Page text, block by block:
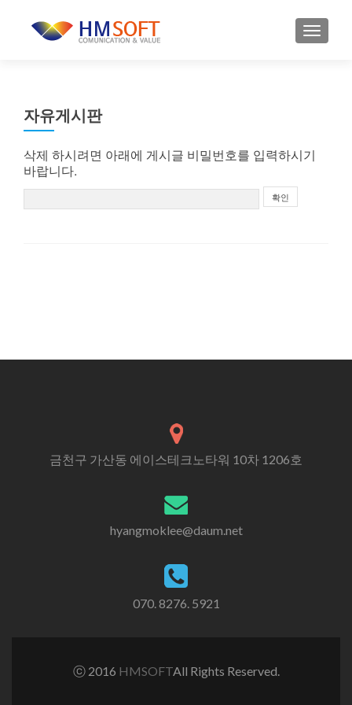
내비게
자유게시판
삭제 하시려면 아래에 게시글 비밀번호를 입력하시기
바랍니다.
확인
금천구 가산동 에이스테크노타워 10차 1206호
hyangmoklee@daum.net
070. 8276. 5921
ⓒ 2016 HMSOFTAll Rights Reserved.